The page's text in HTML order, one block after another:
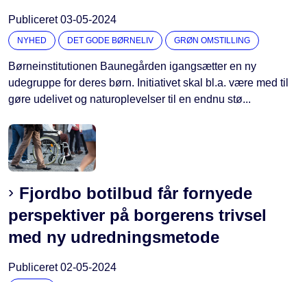
Publiceret03-05-2024
NYHED DET GODE BØRNELIV GRØN OMSTILLING
Børneinstitutionen Baunegården igangsætter en ny
udegruppe for deres børn. Initiativet skal bl.a. være med til
gøre udelivet og naturoplevelser til en endnu stø...
Fjordbo botilbud får fornyede
perspektiver på borgerens trivsel
med ny udrednings­metode
Publiceret02-05-2024